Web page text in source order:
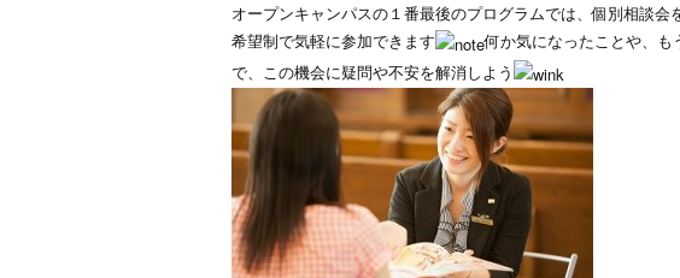
オープンキャンパスの１番最後のプログラムでは、個別相談会
希望制で気軽に参加できます
何か気になったことや、
で、この機会に疑問や不安を解消しよう